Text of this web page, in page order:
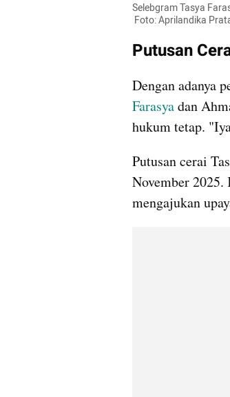
Selebgram Tasya
Foto: Aprilandika
Putusan
Dengan adanya
Farasya dan
hukum tetap.
Putusan cerai
November
mengajukan